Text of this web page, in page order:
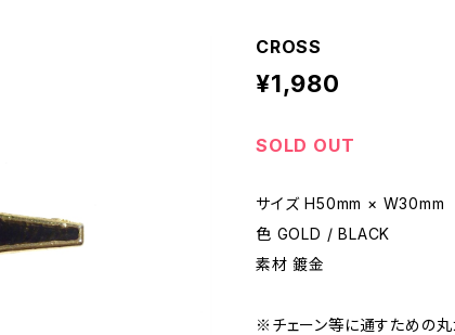
CROSS
¥1,980
SOLD OUT
サイズ H50mm × W30mm
色 GOLD / BLACK
素材 鍍金
※チェーン等に通すための